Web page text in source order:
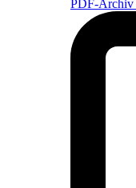
PDF-Archiv